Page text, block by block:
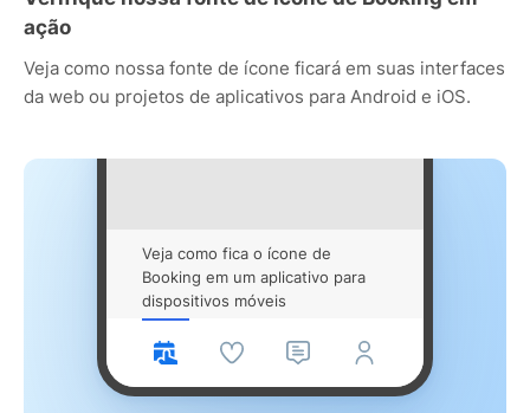
ação
Veja como nossa fonte de ícone ficará em suas interfaces
da web ou projetos de aplicativos para Android e iOS.
Veja como fica o ícone de
Booking em um aplicativo para
dispositivos móveis